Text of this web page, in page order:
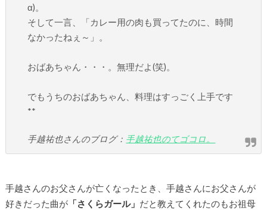
α)。
そして一言、「カレー用の肉も買ってたのに、時間
なかったねぇ～」。
おばあちゃん・・・。無理だよ(笑)。
でもうちのおばあちゃん、料理はすっごく上手です
**
手越祐也さんのブログ： 手越祐也のてゴコロ。
手越さんのお父さんが亡くなったとき、手越さんにお父さんが
好きだった曲が「さくらガール」 だと教えてくれたのもお祖母